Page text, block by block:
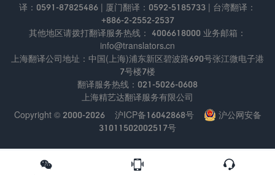
  
译：0591-87825486 | 厦门翻译：0592-5185733 | 台湾翻译：
+886-2-2552-2537
其他地区请拨打翻译服务热线： 4006618000 业务邮箱：
info@translators.cn
上海翻译公司地址：中国(上海)浦东新区碧波路690号张江微电⼦港
7号楼7楼
翻译服务热线：021-5026-0608
上海精艺达翻译服务有限公司
Copyright © 2000-2026
沪ICP备16042868号
沪公网安备
31011502002517号